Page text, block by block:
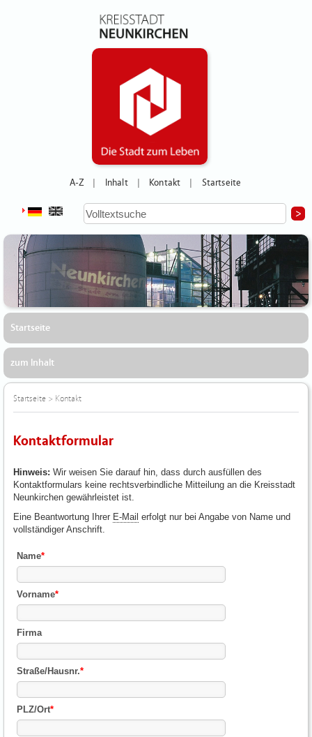
A-Z Inhalt Kontakt Startseite
Startseite
zum Inhalt
Startseite > Kontakt
Kontaktformular
Hinweis: Wir weisen Sie darauf hin, dass durch ausfüllen des
Kontaktformulars keine rechtsverbindliche Mitteilung an die Kreisstadt
Neunkirchen gewährleistet ist.
Eine Beantwortung Ihrer E-Mail erfolgt nur bei Angabe von Name und
vollständiger Anschrift.
Name*
Vorname*
Firma
Straße/Hausnr.*
PLZ/Ort*